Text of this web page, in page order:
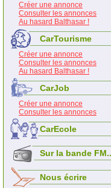
Créer une annonce
Consulter les annonces
Au hasard Balthasar !
CarTourisme
Créer une annonce
Consulter les annonces
Au hasard Balthasar !
CarJob
Créer une annonce
Consulter les annonces
CarEcole
Sur la bande
Nous écrire